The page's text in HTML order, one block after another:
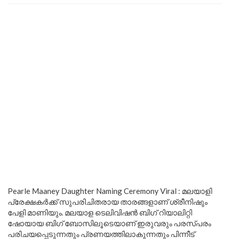
Pearle Maaney Daughter Naming Ceremony Viral : മലയാളി
പ്രേക്ഷകർക്ക് സുപരിചിതരായ താരങ്ങളാണ് ശ്രീനിഷും
പേളി മാണിയും. മലയാള ടെലിവിഷൻ ബിഗ് റിയാലിറ്റി
ഷോയായ ബിഗ് ബോസിലൂടെയാണ് ഇരുവരും പരസ്പരം
പരിചയപ്പെടുന്നതും പ്രണയത്തിലാകുന്നതും പിന്നീട്